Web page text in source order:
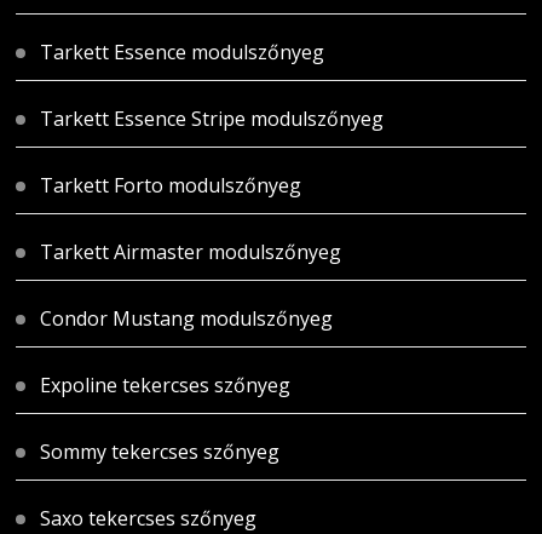
Tarkett Essence modulszőnyeg
Tarkett Essence Stripe modulszőnyeg
Tarkett Forto modulszőnyeg
Tarkett Airmaster modulszőnyeg
Condor Mustang modulszőnyeg
Expoline tekercses szőnyeg
Sommy tekercses szőnyeg
Saxo tekercses szőnyeg